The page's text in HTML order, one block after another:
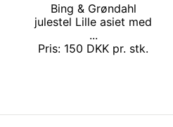
Bing & Grøndahl
julestel Lille asiet med
...
Pris: 150 DKK pr. stk.